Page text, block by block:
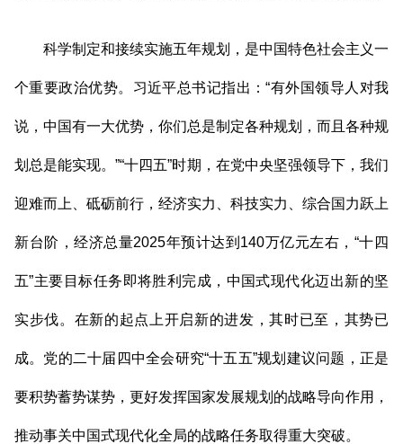
科学制定和接续实施五年规划，是中国特色社会主义一
个重要政治优势。习近平总书记指出：“有外国领导人对我
说，中国有一大优势，你们总是制定各种规划，而且各种规
划总是能实现。”“十四五”时期，在党中央坚强领导下，我们
迎难而上、砥砺前行，经济实力、科技实力、综合国力跃上
新台阶，经济总量2025年预计达到140万亿元左右，“十四
五”主要目标任务即将胜利完成，中国式现代化迈出新的坚
实步伐。在新的起点上开启新的进发，其时已至，其势已
成。党的二十届四中全会研究“十五五”规划建议问题，正是
要积势蓄势谋势，更好发挥国家发展规划的战略导向作用，
推动事关中国式现代化全局的战略任务取得重大突破。